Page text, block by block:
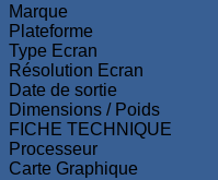
Marque
Plateforme
Type Ecran
Résolution Ecran
Date de sortie
Dimensions / Poids
FICHE TECHNIQUE
Processeur
Carte Graphique